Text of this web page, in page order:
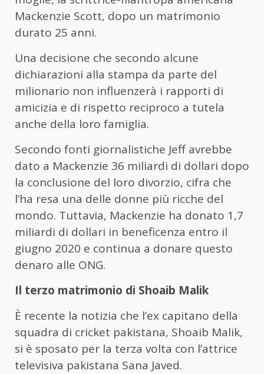
Mackenzie Scott, dopo un matrimonio
durato 25 anni.
Una decisione che secondo alcune
dichiarazioni alla stampa da parte del
milionario non influenzerà i rapporti di
amicizia e di rispetto reciproco a tutela
anche della loro famiglia.
Secondo fonti giornalistiche Jeff avrebbe
dato a Mackenzie 36 miliardi di dollari dopo
la conclusione del loro divorzio, cifra che
l’ha resa una delle donne più ricche del
mondo. Tuttavia, Mackenzie ha donato 1,7
miliardi di dollari in beneficenza entro il
giugno 2020 e continua a donare questo
denaro alle ONG.
Il terzo matrimonio di Shoaib Malik
È recente la notizia che l’ex capitano della
squadra di cricket pakistana, Shoaib Malik,
si è sposato per la terza volta con l’attrice
televisiva pakistana Sana Javed.